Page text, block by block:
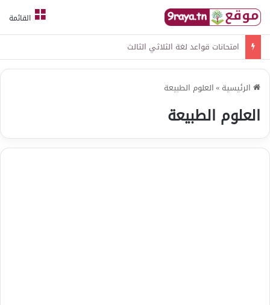
القائمة
امتحانات قواعد لغة الثلاثي الثالث
الرئيسية »العلوم الطبيعة
العلوم الطبيعة